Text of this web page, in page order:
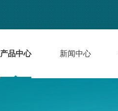
产品中心 新闻中心